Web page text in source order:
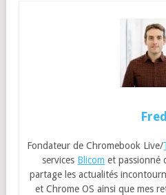
Fred
Fondateur de Chromebook Live/
services Blicom et passionné
partage les actualités
et Chrome OS ainsi que mes